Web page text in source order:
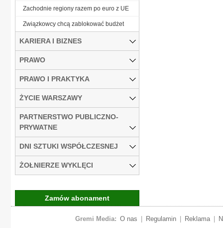
Zachodnie regiony razem po euro z UE
Związkowcy chcą zablokować budżet
KARIERA I BIZNES
PRAWO
PRAWO I PRAKTYKA
ŻYCIE WARSZAWY
PARTNERSTWO PUBLICZNO-
PRYWATNE
DNI SZTUKI WSPÓŁCZESNEJ
ŻOŁNIERZE WYKLĘCI
Zamów abonament
Gremi Media: O nas Regulamin Reklama